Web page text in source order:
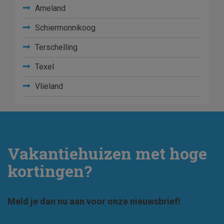
Ameland
Schiermonnikoog
Terschelling
Texel
Vlieland
Vakantiehuizen met hoge
kortingen?
Meld je dan nu aan voor onze nieuwsbrief!